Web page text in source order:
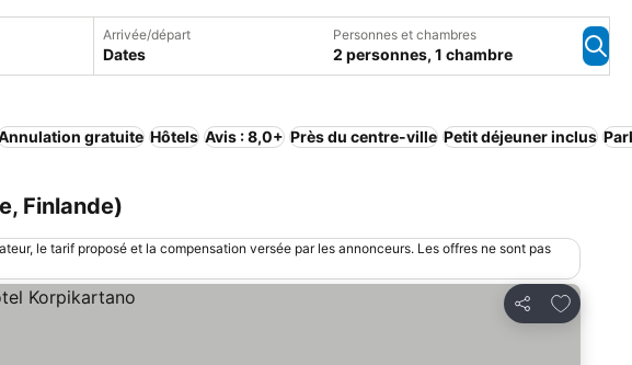
Arrivée/départ
Dates
Personnes et chambres
2 personnes, 1 chambre
gratuite Hôtels Avis : 8,0+ Près du centre-ville Petit déjeuner inclus
Finlande)
le tarif proposé et la compensation versée par les annonceurs. Les offres ne sont pas
Partager
Ajouter à